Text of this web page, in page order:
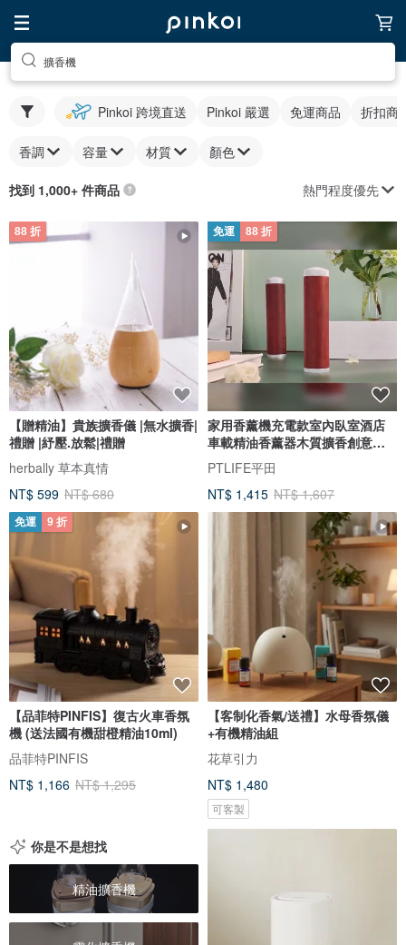
擴香機
Pinkoi 跨境直送 Pinkoi 嚴選 免運商品 折扣商
香調 容量 材質 顏色
找到 1,000+ 件商品 熱門程度優先
88 折
【贈精油】貴族擴香儀 |無水擴香|
禮贈 |紓壓.放鬆|禮贈
herbally 草本真情
NT$ 599 NT$ 680
免運 88 折
家用香薰機充電款室內臥室酒店
車載精油香薰器木質擴香創意伴
手禮
PTLIFE平田
NT$ 1,415 NT$ 1,607
免運 9 折
【品菲特PINFIS】復古火車香氛
機 (送法國有機甜橙精油10ml)
品菲特PINFIS
NT$ 1,166 NT$ 1,295
【客制化香氣/送禮】水母香氛儀
+有機精油組
花草引力
NT$ 1,480
可客製
你是不是想找
精油擴香機